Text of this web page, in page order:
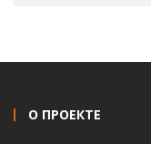
О ПРОЕКТЕ